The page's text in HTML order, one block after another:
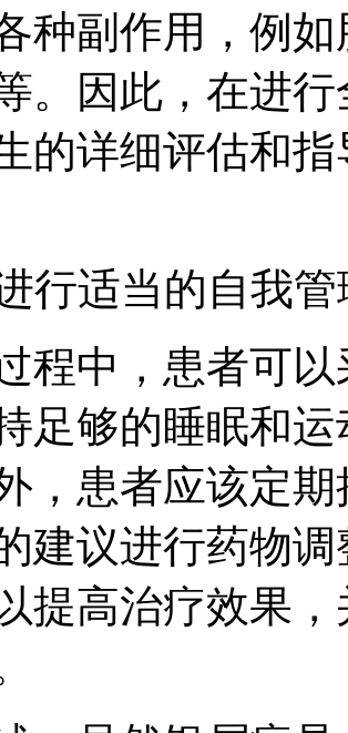
种副作用，例
。因此，在进
的详细评估和
行适当的自我
程中，患者可
足够的睡眠和
，患者应该定
建议进行药物
提高治疗效果